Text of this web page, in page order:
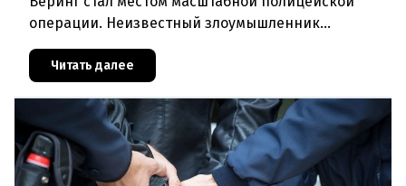
операции. Неизвестный злоумышленник
совершил вооружённое нападение на филиал
знаменитого аукционного дома Dorotheu
Читать далее